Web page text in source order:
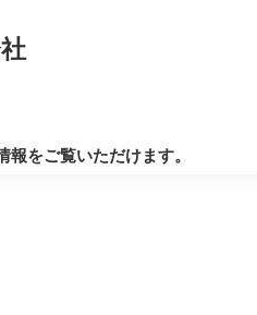
をご覧いただけます。